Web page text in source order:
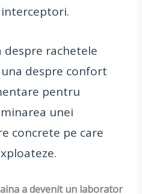
despre rachetele
despre confort
pentru
unei
concrete pe care
a devenit un laborator